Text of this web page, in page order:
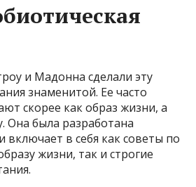
и Мадонна сделали эту
знаменитой. Ее часто
скорее как образ жизни, а
Она была разработана
включает в себя как советы по
жизни, так и строгие